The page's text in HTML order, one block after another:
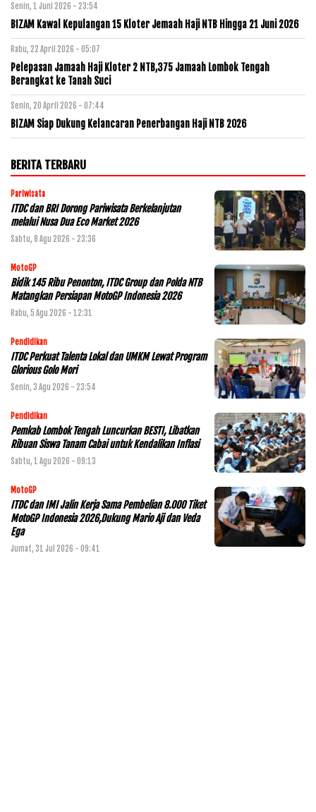
Senin, 1 Juni 2026 - 23:54
BIZAM Kawal Kepulangan 15 Kloter Jemaah Haji NTB Hingga 21 Juni 2026
Rabu, 22 April 2026 - 05:07
Pelepasan Jamaah Haji Kloter 2 NTB,375 Jamaah Lombok Tengah
Berangkat ke Tanah Suci
Senin, 20 April 2026 - 07:44
BIZAM Siap Dukung Kelancaran Penerbangan Haji NTB 2026
BERITA TERBARU
Pariwisata
ITDC dan BRI Dorong Pariwisata Berkelanjutan
melalui Nusa Dua Eco Market 2026
Sabtu, 8 Agu 2026 - 23:36
MotoGP
Bidik 145 Ribu Penonton, ITDC Group dan Polda NTB
Matangkan Persiapan MotoGP Indonesia 2026
Rabu, 5 Agu 2026 - 12:31
Pendidikan
ITDC Perkuat Talenta Lokal dan UMKM Lewat Program
Glorious Golo Mori
Senin, 3 Agu 2026 - 23:54
Pendidikan
Pemkab Lombok Tengah Luncurkan BESTI, Libatkan
Ribuan Siswa Tanam Cabai untuk Kendalikan Inflasi
Sabtu, 1 Agu 2026 - 09:13
MotoGP
ITDC dan IMI Jalin Kerja Sama Pembelian 8.000 Tiket
MotoGP Indonesia 2026,Dukung Mario Aji dan Veda
Ega
Jumat, 31 Jul 2026 - 09:41